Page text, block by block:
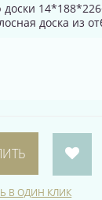
доска из
В ОДИН КЛИК